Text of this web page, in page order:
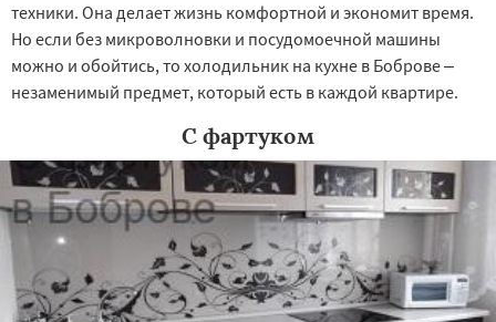
техники. Она делает жизнь комфортной и экономит время.
Но если без микроволновки и посудомоечной машины
можно и обойтись, то холодильник на кухне в Боброве –
незаменимый предмет, который есть в каждой квартире.
С фартуком